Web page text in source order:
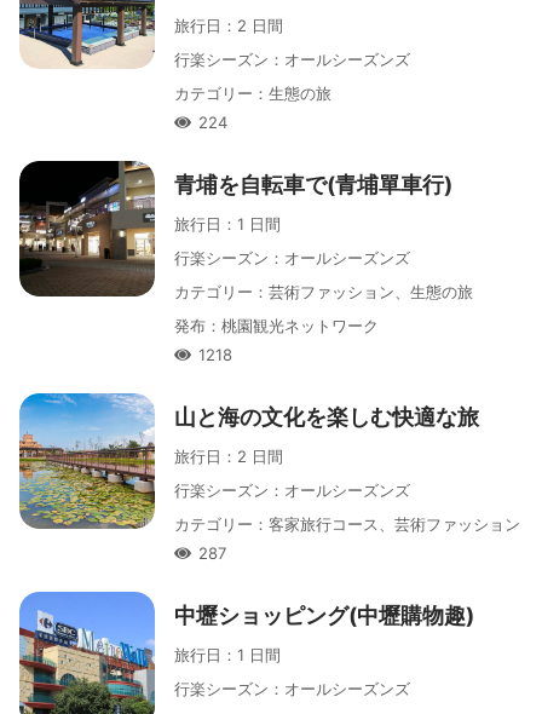
旅行日 ： 2 日間
行楽シーズン ： オールシーズンズ
カテゴリー ： 生態の旅
人氣224
青埔を自転車で(青埔單車行)
旅行日 ： 1 日間
行楽シーズン ： オールシーズンズ
カテゴリー ： 芸術ファッション、生態の旅
発布 ： 桃園観光ネットワーク
人氣1218
山と海の文化を楽しむ快適な旅
旅行日 ： 2 日間
行楽シーズン ： オールシーズンズ
カテゴリー ： 客家旅行コース、芸術ファッション
人氣287
中壢ショッピング(中壢購物趣)
旅行日 ： 1 日間
行楽シーズン ： オールシーズンズ